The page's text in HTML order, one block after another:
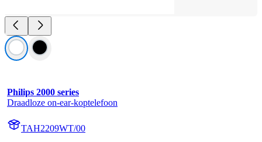
Philips 2000 series
Draadloze on-ear-koptelefoon
TAH2209WT/00